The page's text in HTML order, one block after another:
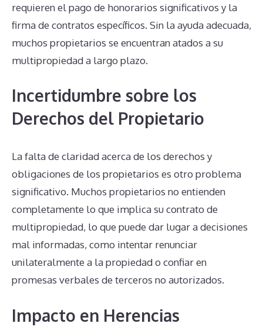
requieren el pago de honorarios significativos y la
firma de contratos específicos. Sin la ayuda adecuada,
muchos propietarios se encuentran atados a su
multipropiedad a largo plazo.
Incertidumbre sobre los
Derechos del Propietario
La falta de claridad acerca de los derechos y
obligaciones de los propietarios es otro problema
significativo. Muchos propietarios no entienden
completamente lo que implica su contrato de
multipropiedad, lo que puede dar lugar a decisiones
mal informadas, como intentar renunciar
unilateralmente a la propiedad o confiar en
promesas verbales de terceros no autorizados.
Impacto en Herencias